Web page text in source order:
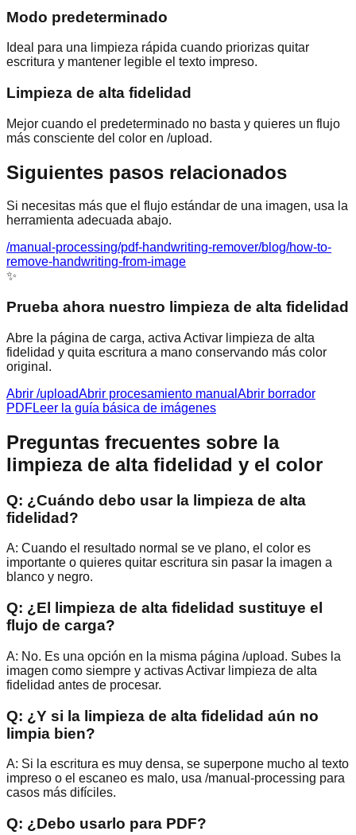
Modo predeterminado
Ideal para una limpieza rápida cuando priorizas quitar
escritura y mantener legible el texto impreso.
Limpieza de alta fidelidad
Mejor cuando el predeterminado no basta y quieres un flujo
más consciente del color en /upload.
Siguientes pasos relacionados
Si necesitas más que el flujo estándar de una imagen, usa la
herramienta adecuada abajo.
/manual-processing/pdf-handwriting-remover/blog/how-to-
remove-handwriting-from-image
✨
Prueba ahora nuestro limpieza de alta fidelidad
Abre la página de carga, activa Activar limpieza de alta
fidelidad y quita escritura a mano conservando más color
original.
Abrir /uploadAbrir procesamiento manual Abrir borrador
PDFLeer la guía básica de imágenes
Preguntas frecuentes sobre la
limpieza de alta fidelidad y el color
Q: ¿Cuándo debo usar la limpieza de alta
fidelidad?
A: Cuando el resultado normal se ve plano, el color es
importante o quieres quitar escritura sin pasar la imagen a
blanco y negro.
Q: ¿El limpieza de alta fidelidad sustituye el
flujo de carga?
A: No. Es una opción en la misma página /upload. Subes la
imagen como siempre y activas Activar limpieza de alta
fidelidad antes de procesar.
Q: ¿Y si la limpieza de alta fidelidad aún no
limpia bien?
A: Si la escritura es muy densa, se superpone mucho al texto
impreso o el escaneo es malo, usa /manual-processing para
casos más difíciles.
Q: ¿Debo usarlo para PDF?